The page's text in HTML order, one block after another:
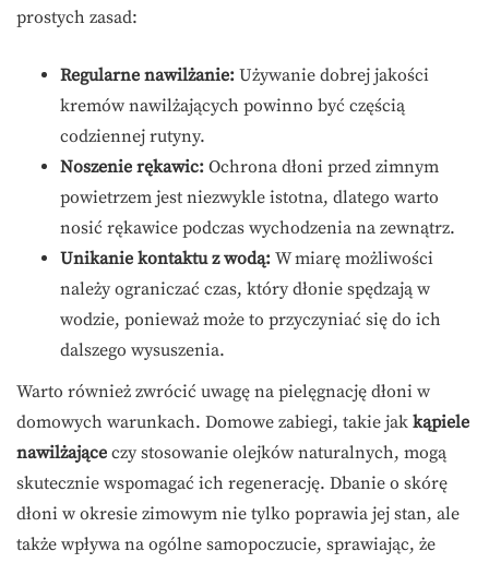
prostych zasad:
Regularne nawilżanie: Używanie dobrej jakości
kremów nawilżających powinno być częścią
codziennej rutyny.
Noszenie rękawic: Ochrona dłoni przed zimnym
powietrzem jest niezwykle istotna, dlatego warto
nosić rękawice podczas wychodzenia na zewnątrz.
Unikanie kontaktu z wodą: W miarę możliwości
należy ograniczać czas, który dłonie spędzają w
wodzie, ponieważ może to przyczyniać się do ich
dalszego wysuszenia.
Warto również zwrócić uwagę na pielęgnację dłoni w
domowych warunkach. Domowe zabiegi, takie jak kąpiele
nawilżające czy stosowanie olejków naturalnych, mogą
skutecznie wspomagać ich regenerację. Dbanie o skórę
dłoni w okresie zimowym nie tylko poprawia jej stan, ale
także wpływa na ogólne samopoczucie, sprawiając, że